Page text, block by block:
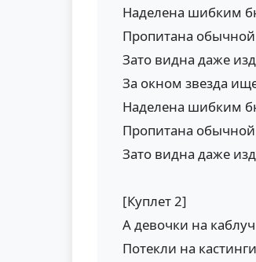
Наделена шибким
Пропитана
Зато видна даже
За окном звезда
Наделена шибким
Пропитана
Зато видна даже
[Куплет 2]
А девочки на
Потекли на